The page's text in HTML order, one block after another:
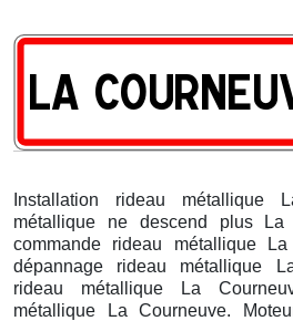
Installation rideau métallique
métallique ne descend plus La
commande rideau métallique
dépannage rideau métallique
rideau métallique La
métallique La Courneuve.